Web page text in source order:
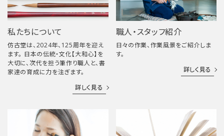
私たちについて
仿古堂は、2024年、125周年を迎え
ます。 日本の伝統・文化【大和心】を
大切に、次代を担う筆作り職人と、書
家達の育成に力を注ぎます。
詳しく見る
職人・スタッフ紹介
日々の作業、作業風景をご紹介しま
す。
詳しく見る